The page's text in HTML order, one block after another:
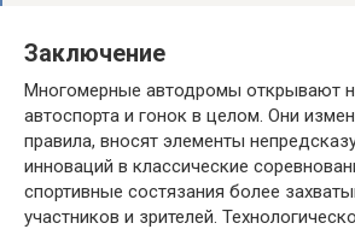
Заключение
Многомерные автодромы открывают
автоспорта и гонок в целом. Они
правила, вносят элементы
инноваций в классические
спортивные состязания более
участников и зрителей.